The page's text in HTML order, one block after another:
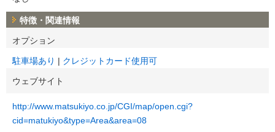
特徴・関連情報
オプション
駐車場あり クレジットカード使用可
ウェブサイト
http://www.matsukiyo.co.jp/CGI/map/open.cgi?
cid=matukiyo&type=Area&area=08